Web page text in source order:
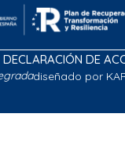
DECLARACIÓN DE
diseñado por